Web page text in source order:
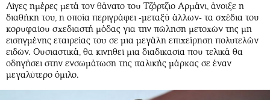
Λίγες ημέρες μετά τον θάνατο του Τζόρτζιο Αρμάνι, άνοιξε η
διαθήκη του, η οποία περιγράφει -μεταξύ άλλων- τα σχέδια του
κορυφαίου σχεδιαστή μόδας για την πώληση μετοχών της μη
εισηγμένης εταιρείας του σε μια μεγάλη επιχείρηση πολυτελών
ειδών. Ουσιαστικά, θα κινηθεί μια διαδικασία που τελικά θα
οδηγήσει στην ενσωμάτωση της ιταλικής μάρκας σε έναν
μεγαλύτερο όμιλο.